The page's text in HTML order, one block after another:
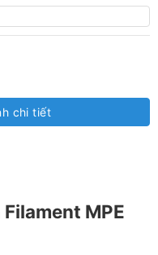
MPE
chi tiết